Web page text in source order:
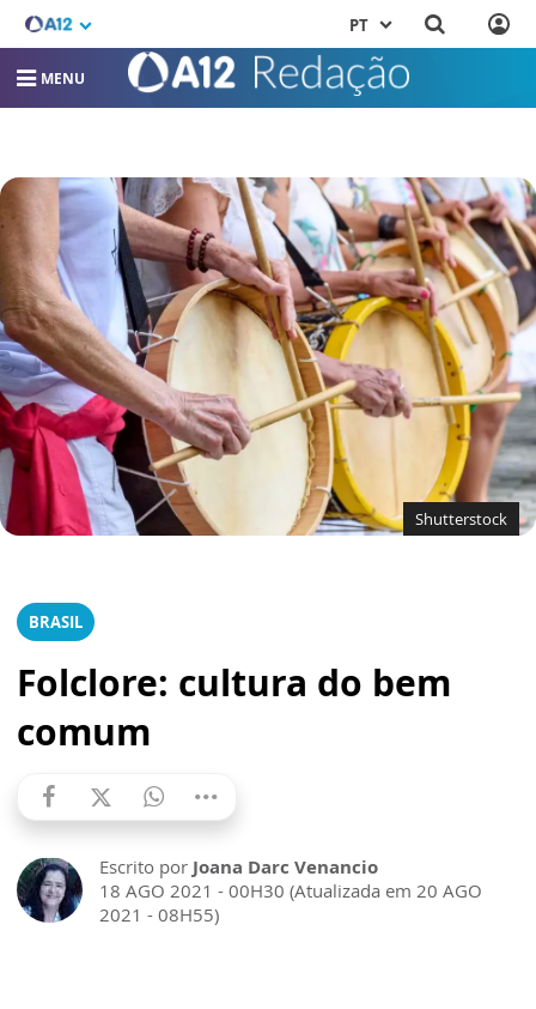
PT
MENU
Shutterstock
BRASIL
Folclore: cultura do bem
comum
Escrito por Joana Darc Venancio
18 AGO 2021 - 00H30 (Atualizada em 20 AGO
2021 - 08H55)